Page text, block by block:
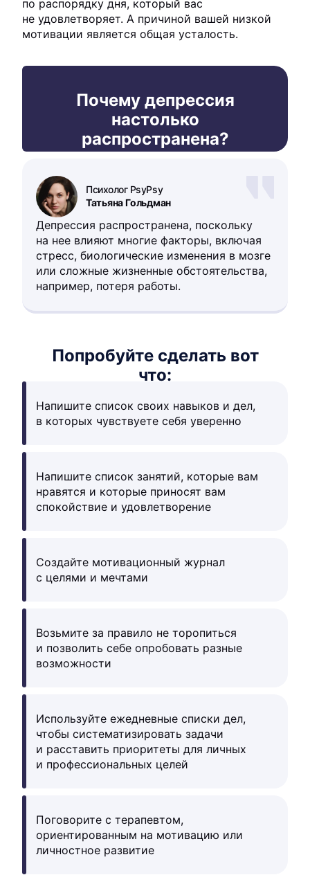
по распорядку дня, который вас
не удовлетворяет. А причиной вашей низкой
мотивации является общая усталость.
Почему депрессия
настолько
распространена?
Татьяна Гольдман
Психолог PsyPsy
Депрессия распространена, поскольку
на нее влияют многие факторы, включая
стресс, биологические изменения в мозге
или сложные жизненные обстоятельства,
например, потеря работы.
Попробуйте сделать вот
что:
Напишите список своих навыков и дел,
в которых чувствуете себя уверенно
Напишите список занятий, которые вам
нравятся и которые приносят вам
спокойствие и удовлетворение
Создайте мотивационный журнал
с целями и мечтами
Возьмите за правило не торопиться
и позволить себе опробовать разные
возможности
Используйте ежедневные списки дел,
чтобы систематизировать задачи
и расставить приоритеты для личных
и профессиональных целей
Поговорите с терапевтом,
ориентированным на мотивацию или
личностное развитие